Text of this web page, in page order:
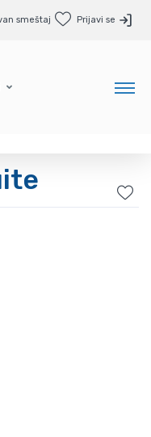
smeštaj Prijavi se